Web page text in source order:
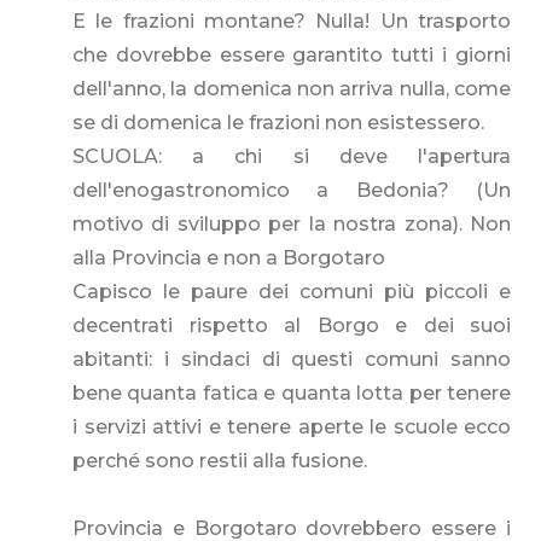
E le frazioni montane? Nulla! Un trasporto
che dovrebbe essere garantito tutti i giorni
dell'anno, la domenica non arriva nulla, come
se di domenica le frazioni non esistessero.
SCUOLA: a chi si deve l'apertura
dell'enogastronomico a Bedonia? (Un
motivo di sviluppo per la nostra zona). Non
alla Provincia e non a Borgotaro
Capisco le paure dei comuni più piccoli e
decentrati rispetto al Borgo e dei suoi
abitanti: i sindaci di questi comuni sanno
bene quanta fatica e quanta lotta per tenere
i servizi attivi e tenere aperte le scuole ecco
perché sono restii alla fusione.
Provincia e Borgotaro dovrebbero essere i